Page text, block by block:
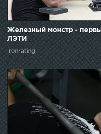
Железный монстр -
ЛЭТИ
ironrating